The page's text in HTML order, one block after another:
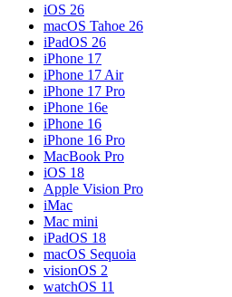
iOS 26
macOS Tahoe 26
iPadOS 26
iPhone 17
iPhone 17 Air
iPhone 17 Pro
iPhone 16e
iPhone 16
iPhone 16 Pro
MacBook Pro
iOS 18
Apple Vision Pro
iMac
Mac mini
iPadOS 18
macOS Sequoia
visionOS 2
watchOS 11